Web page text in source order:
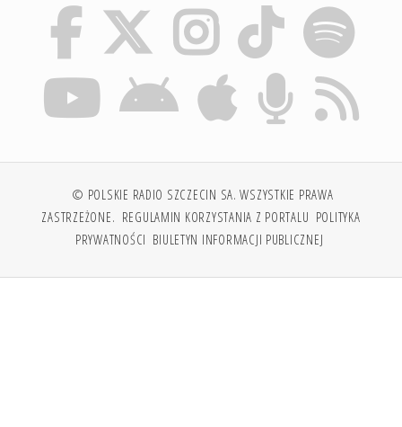
© POLSKIE RADIO SZCZECIN SA. WSZYSTKIE PRAWA
ZASTRZEŻONE. REGULAMIN KORZYSTANIA Z PORTALU POLITYKA
PRYWATNOŚCI BIULETYN INFORMACJI PUBLICZNEJ